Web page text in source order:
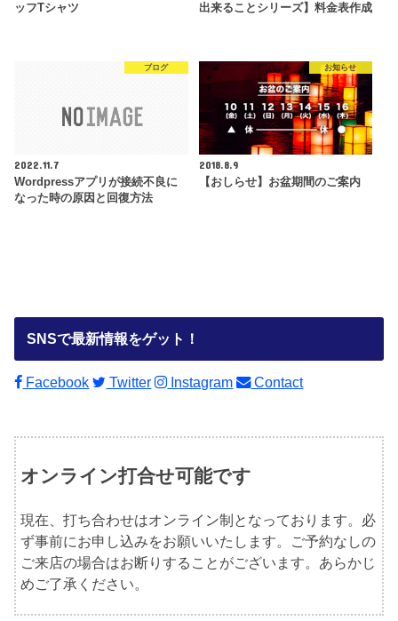
ッフTシャツ
出来ることシリーズ】料金表作成
ブログ
2022.11.7
Wordpressアプリが接続不良に
なった時の原因と回復方法
お知らせ
2018.8.9
【おしらせ】お盆期間のご案内
SNSで最新情報をゲット！
Facebook Twitter Instagram Contact
オンライン打合せ可能です
現在、打ち合わせはオンライン制となっております。必
ず事前にお申し込みをお願いいたします。ご予約なしの
ご来店の場合はお断りすることがございます。あらかじ
めご了承ください。